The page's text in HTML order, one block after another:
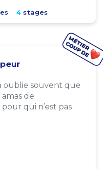
4 stages
oublie souvent que
de
qui n’est pas